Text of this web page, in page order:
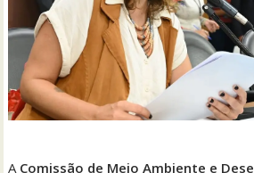
A Comissão de Meio Ambiente e